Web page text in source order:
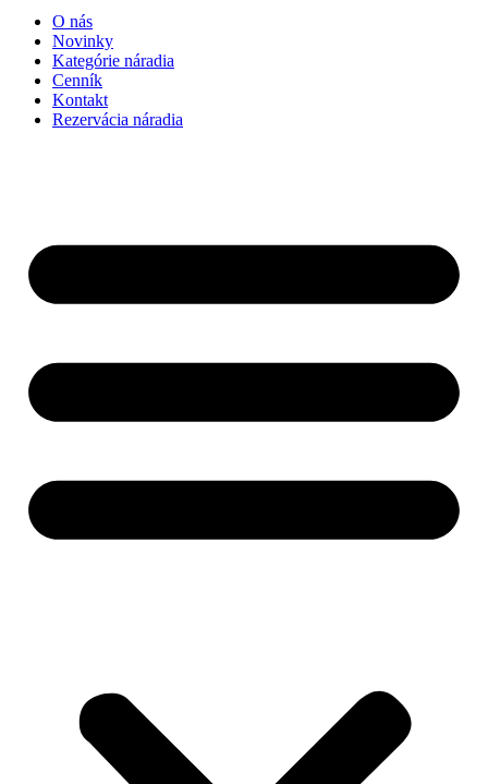
O nás
Novinky
Kategórie náradia
Cenník
Kontakt
Rezervácia náradia